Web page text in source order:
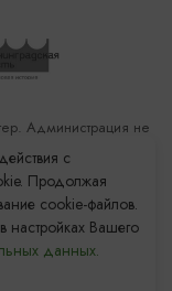
Администрация не
с
Продолжая
cookie-файлов.
настройках Вашего
данных.